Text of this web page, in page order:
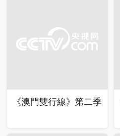
《澳門雙行線》第二季